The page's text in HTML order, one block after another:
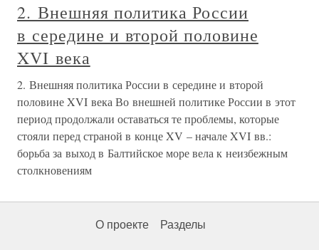
2. Внешняя политика России
в середине и второй половине
XVI века
2. Внешняя политика России в середине и второй
половине XVI века Во внешней политике России в этот
период продолжали оставаться те проблемы, которые
стояли перед страной в конце XV – начале XVI вв.:
борьба за выход в Балтийское море вела к неизбежным
столкновениям
О проекте Разделы